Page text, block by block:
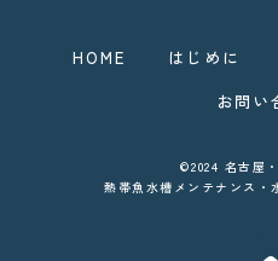
HOME はじめに
お問い
©2024 名古屋
熱帯魚水槽メンテナンス・